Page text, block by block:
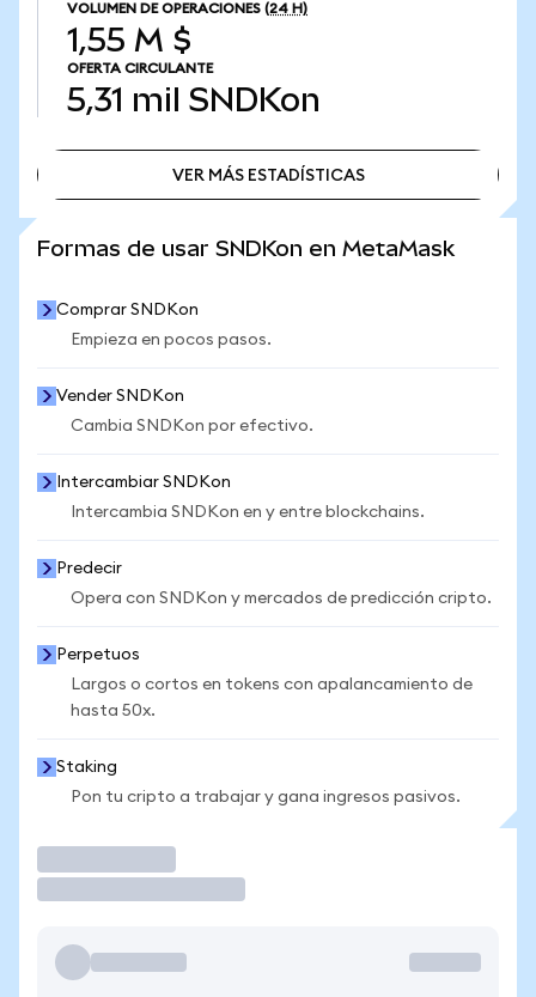
VOLUMEN DE OPERACIONES (24 H)
1,55 M $
OFERTA CIRCULANTE
5,31 mil SNDKon
VER MÁS ESTADÍSTICAS
Formas de usar SNDKon en MetaMask
Comprar SNDKon
Empieza en pocos pasos.
Vender SNDKon
Cambia SNDKon por efectivo.
Intercambiar SNDKon
Intercambia SNDKon en y entre blockchains.
Predecir
Opera con SNDKon y mercados de predicción cripto.
Perpetuos
Largos o cortos en tokens con apalancamiento de
hasta 50x.
Staking
Pon tu cripto a trabajar y gana ingresos pasivos.